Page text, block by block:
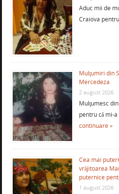
Aduc mii de
Craiova
Mulţumiri din
Mercedeza
2 august 2026
Mulţumesc
pentru că mi-
continuare »
Cea mai
vrăjitoarea
puternice
1 august 2026